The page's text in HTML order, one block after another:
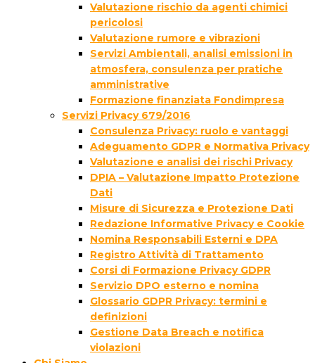
Valutazione rischio da agenti chimici
pericolosi
Valutazione rumore e vibrazioni
Servizi Ambientali, analisi emissioni in
atmosfera, consulenza per pratiche
amministrative
Formazione finanziata Fondimpresa
Servizi Privacy 679/2016
Consulenza Privacy: ruolo e vantaggi
Adeguamento GDPR e Normativa Privacy
Valutazione e analisi dei rischi Privacy
DPIA – Valutazione Impatto Protezione
Dati
Misure di Sicurezza e Protezione Dati
Redazione Informative Privacy e Cookie
Nomina Responsabili Esterni e DPA
Registro Attività di Trattamento
Corsi di Formazione Privacy GDPR
Servizio DPO esterno e nomina
Glossario GDPR Privacy: termini e
definizioni
Gestione Data Breach e notifica
violazioni